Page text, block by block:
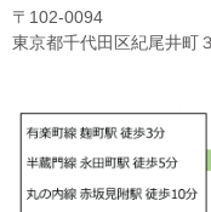
〒102-0094
東京都千代田区紀尾井